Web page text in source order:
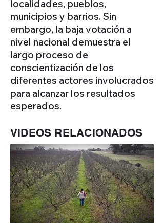
localidades, pueblos,
municipios y barrios. Sin
embargo, la baja votación a
nivel nacional demuestra el
largo proceso de
conscientización de los
diferentes actores involucrados
para alcanzar los resultados
esperados.
VIDEOS RELACIONADOS